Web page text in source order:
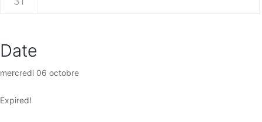
Date
mercredi 06 octobre
Expired!